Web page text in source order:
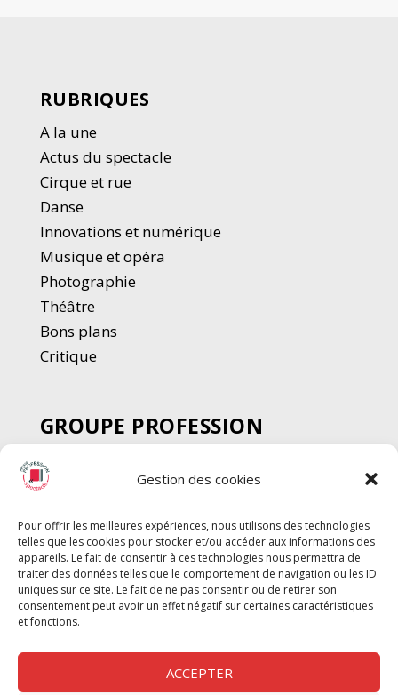
Gestion des cookies
Pour offrir les meilleures expériences, nous utilisons des technologies
telles que les cookies pour stocker et/ou accéder aux informations des
appareils. Le fait de consentir à ces technologies nous permettra de
traiter des données telles que le comportement de navigation ou les ID
uniques sur ce site. Le fait de ne pas consentir ou de retirer son
consentement peut avoir un effet négatif sur certaines caractéristiques
et fonctions.
ACCEPTER
RUBRIQUES
A la une
Actus du spectacle
Cirque et rue
Danse
Innovations et numérique
Musique et opéra
Photographie
Théâtre
Bons plans
Critique
GROUPE PROFESSION
SPECTACLE
Chèque Intermittents
Chèque Compta
Chèque Emploi Spectacle
G-Pods
Profession Audio-visuel